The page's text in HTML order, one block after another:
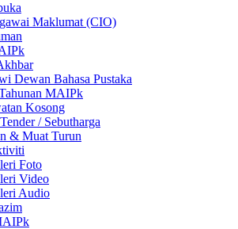
Maklumat (CIO)
Dewan Bahasa Pustaka
MAIPk
Kosong
/ Sebutharga
& Muat Turun
Foto
Video
Audio